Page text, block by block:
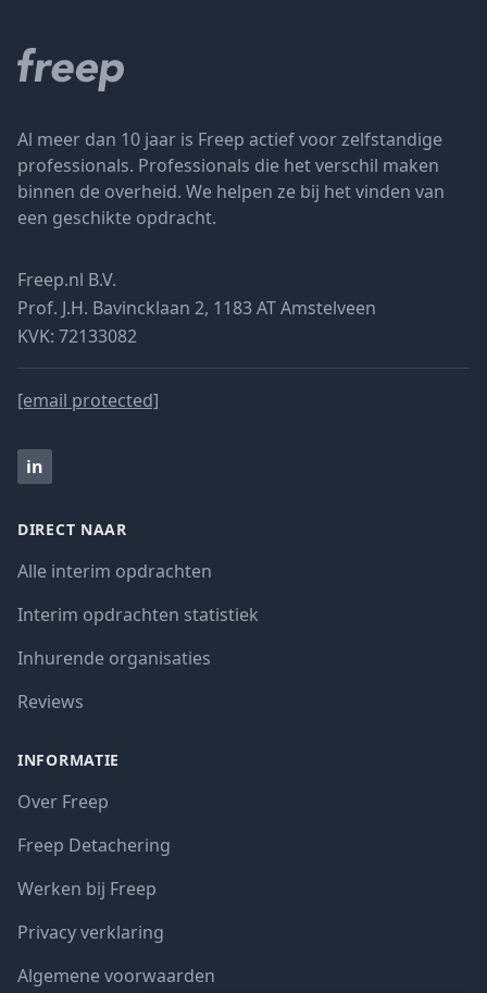
Al meer dan 10 jaar is Freep actief voor zelfstandige
professionals. Professionals die het verschil maken
binnen de overheid. We helpen ze bij het vinden van
een geschikte opdracht.
Freep.nl B.V.
Prof. J.H. Bavincklaan 2, 1183 AT Amstelveen
KVK: 72133082
[email protected]
in
DIRECT NAAR
Alle interim opdrachten
Interim opdrachten statistiek
Inhurende organisaties
Reviews
INFORMATIE
Over Freep
Freep Detachering
Werken bij Freep
Privacy verklaring
Algemene voorwaarden